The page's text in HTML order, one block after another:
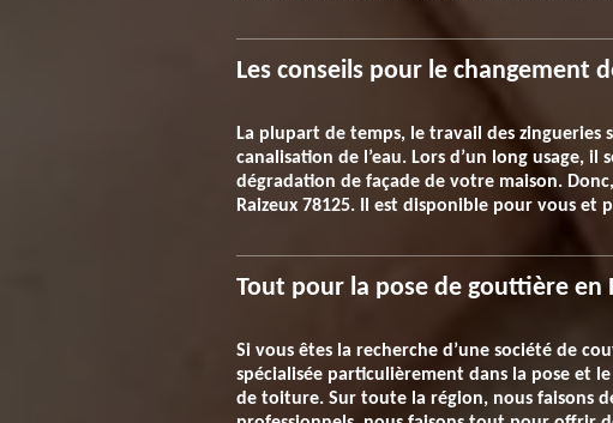
Les conseils pour le changement
La plupart de temps, le travail des
canalisation de l’eau. Lors d’un long usage,
dégradation de façade de votre maison.
Raizeux 78125. Il est disponible pour vous et
Tout pour la pose de gouttière en
Si vous êtes la recherche d’une société de
spécialisée particulièrement dans la pose et
de toiture. Sur toute la région, nous faisons